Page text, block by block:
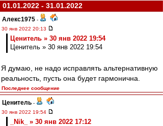
01.01.2022 - 31.01.2022
Алекс1975 -
30 янв 2022 20:13
Ценитель » 30 янв 2022 19:54
Ценитель » 30 янв 2022 19:54
Я думаю, не надо исправлять альтернативную
реальность, пусть она будет гармонична.
Последнее сообщение
Ценитель -
30 янв 2022 19:54
_Nik_ » 30 янв 2022 17:12